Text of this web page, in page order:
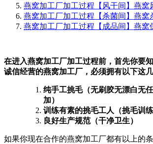
燕窝加工厂加工过程【风干间】燕窝
燕窝加工厂加工过程【杀菌间】燕窝
燕窝加工厂加工过程【成品间】燕窝
在进入燕窝加工厂加工过程前，首先你要
诚信经营的燕窝加工厂，必须拥有以下这
纯手工挑毛（无刷胶无漂白无
加）
训练有素的挑毛工人（挑毛训练
良好生产规范（干净卫生）
如果你现在合作的燕窝加工厂都有以上的